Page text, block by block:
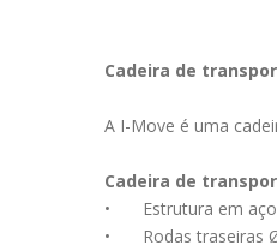
Cadeira de
A I-Move é uma
Cadeira de
•
Estrutura em
•
Rodas traseiras